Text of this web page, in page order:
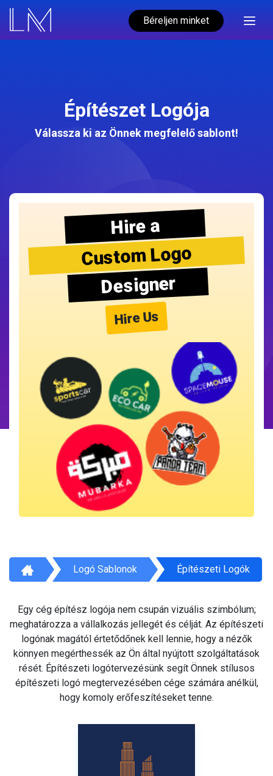
Béreljen minket
Építészet Logója
Válassza ki az Önnek megfelelő sablont!
Hire a
Custom Logo
Designer
Hire Us
Logó Sablonok Építészeti Logók
Egy cég építész logója nem csupán vizuális szimbólum;
meghatározza a vállalkozás jellegét és célját. Az építészeti
logónak magától értetődőnek kell lennie, hogy a nézők
könnyen megérthessék az Ön által nyújtott szolgáltatások
rését. Építészeti logótervezésünk segít Önnek stílusos
építészeti logó megtervezésében cége számára anélkül,
hogy komoly erőfeszítéseket tenne.